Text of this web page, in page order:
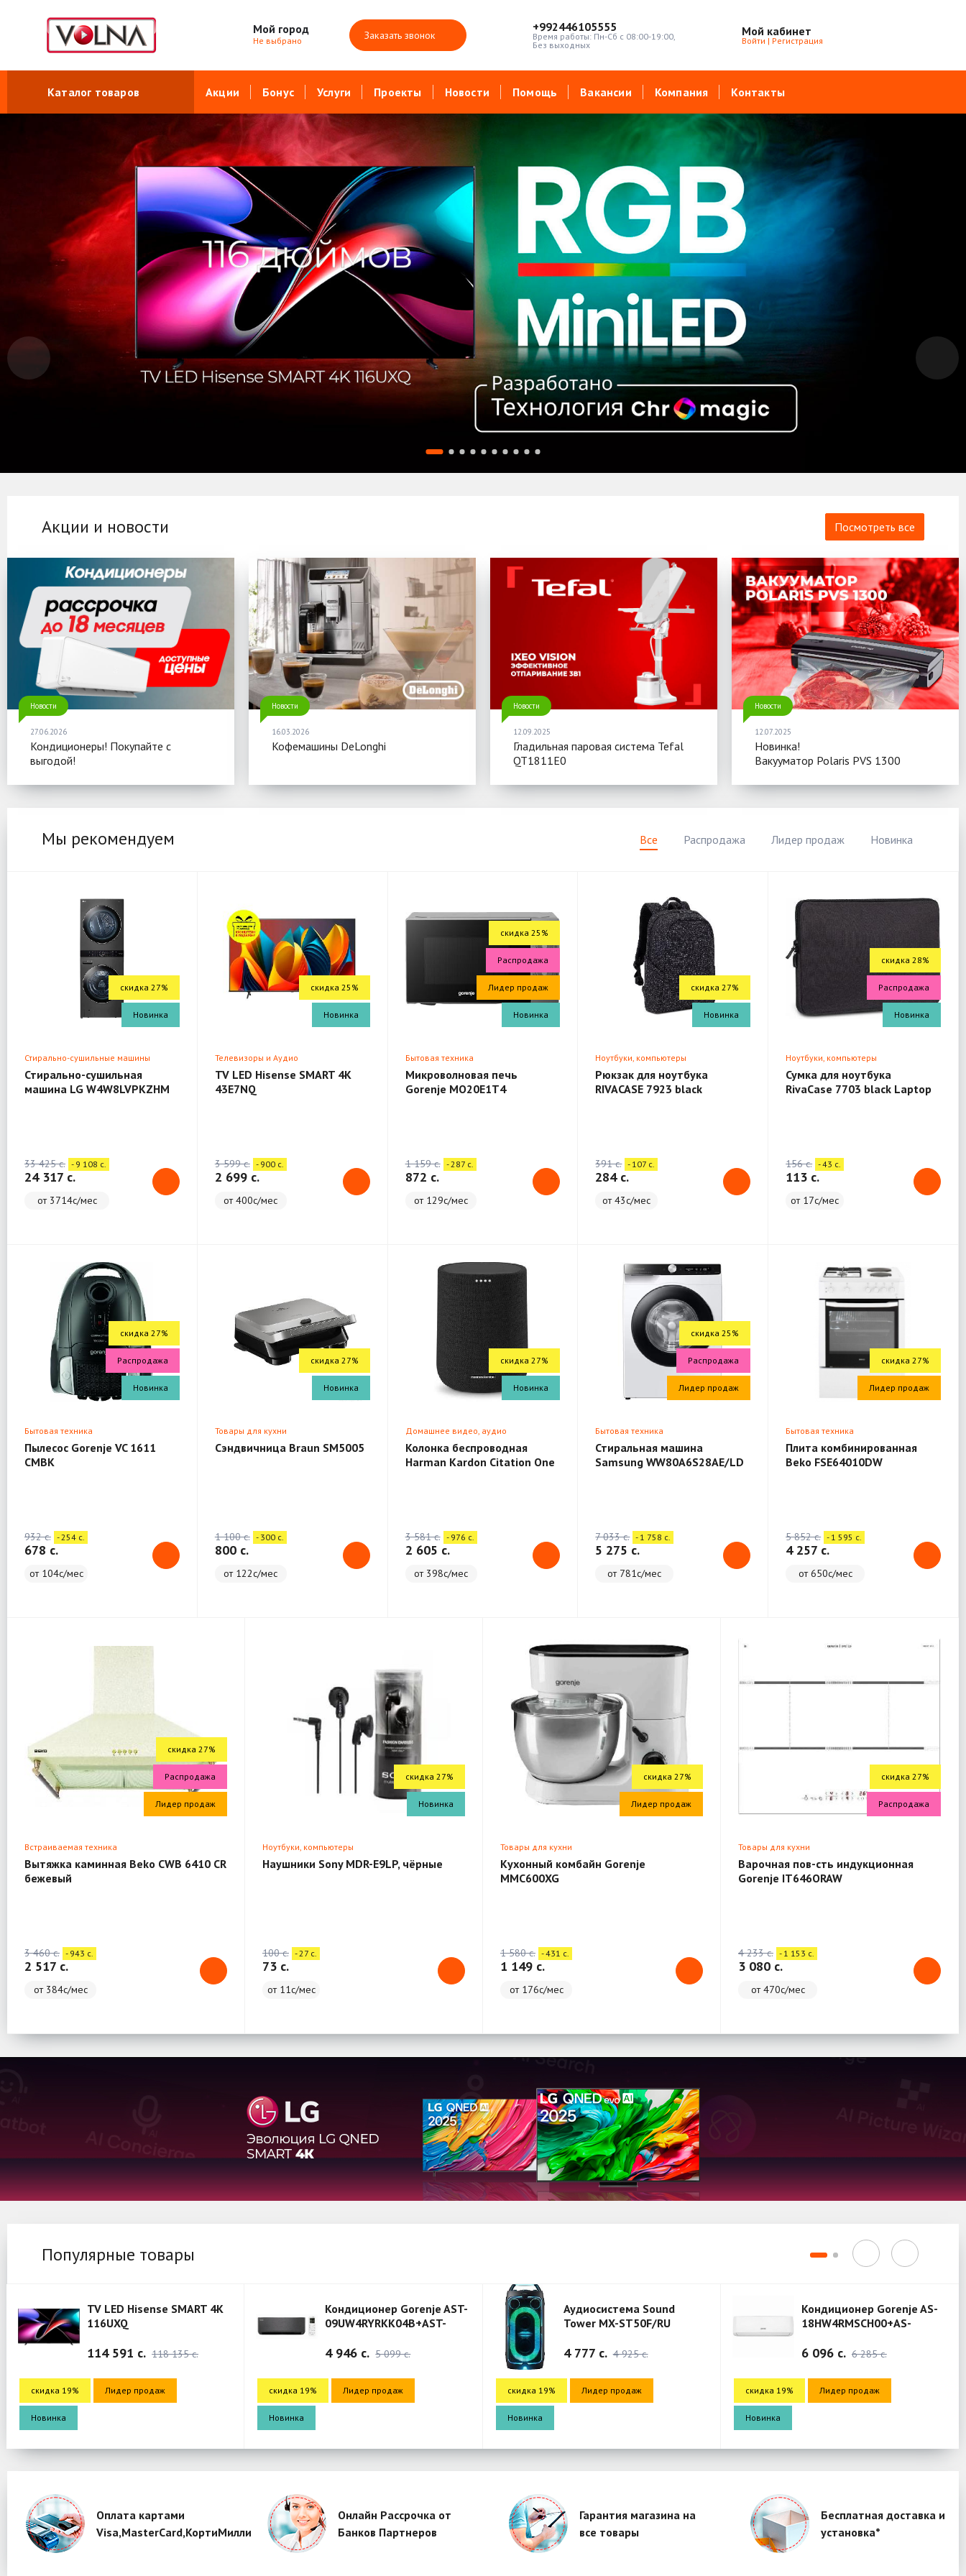
Мой город
Не выбрано Заказать звонок
+992446105555
Время работы: Пн-Сб с 08:00-19:00,
Без выходных
Мой кабинет
Войти | Регистрация
Каталог товаров Акции Бонус Услуги Проекты Новости Помощь Вакансии Компания Контакты
Акции и новости Посмотреть все
Новости
27.06.2026
Кондиционеры! Покупайте с
выгодой!
Новости
16.03.2026
Кофемашины DeLonghi
Новости
12.09.2025
Гладильная паровая система Tefal
QT1811E0
Новости
12.07.2025
Новинка!
Вакууматор Polaris PVS 1300
Мы рекомендуем Все Распродажа Лидер продаж Новинка
скидка 27%
Новинка
Стирально-сушильные машины
Стирально-сушильная
машина LG W4W8LVPKZHM
33 425 c. - 9 108 c.
24 317 c.
от 3714с/мес
скидка 25%
Новинка
Телевизоры и Аудио
TV LED Hisense SMART 4K
43E7NQ
3 599 c. - 900 c.
2 699 c.
от 400с/мес
скидка 25%
Распродажа
Лидер продаж
Новинка
Бытовая техника
Микроволновая печь
Gorenje MO20E1T4
1 159 c. - 287 c.
872 c.
от 129с/мес
скидка 27%
Новинка
Ноутбуки, компьютеры
Рюкзак для ноутбука
RIVACASE 7923 black
391 c. - 107 c.
284 c.
от 43с/мес
скидка 28%
Распродажа
Новинка
Ноутбуки, компьютеры
Сумка для ноутбука
RivaCase 7703 black Laptop
156 c. - 43 c.
113 c.
от 17с/мес
скидка 27%
Распродажа
Новинка
Бытовая техника
Пылесос Gorenje VC 1611
CMBK
932 c. - 254 c.
678 c.
от 104с/мес
скидка 27%
Новинка
Товары для кухни
Сэндвичница Braun SM5005
1 100 c. - 300 c.
800 c.
от 122с/мес
скидка 27%
Новинка
Домашнее видео, аудио
Колонка беспроводная
Harman Kardon Citation One
3 581 c. - 976 c.
2 605 c.
от 398с/мес
скидка 25%
Распродажа
Лидер продаж
Бытовая техника
Стиральная машина
Samsung WW80A6S28AE/LD
7 033 c. - 1 758 c.
5 275 c.
от 781с/мес
скидка 27%
Лидер продаж
Бытовая техника
Плита комбинированная
Beko FSE64010DW
5 852 c. - 1 595 c.
4 257 c.
от 650с/мес
скидка 27%
Распродажа
Лидер продаж
Встраиваемая техника
Вытяжка каминная Beko CWB 6410 CR
бежевый
3 460 c. - 943 c.
2 517 c.
от 384с/мес
скидка 27%
Новинка
Ноутбуки, компьютеры
Наушники Sony MDR-E9LP, чёрные
100 c. - 27 c.
73 c.
от 11с/мес
скидка 27%
Лидер продаж
Товары для кухни
Кухонный комбайн Gorenje
MMC600XG
1 580 c. - 431 c.
1 149 c.
от 176с/мес
скидка 27%
Распродажа
Товары для кухни
Варочная пов-сть индукционная
Gorenje IT646ORAW
4 233 c. - 1 153 c.
3 080 c.
от 470с/мес
Популярные товары
TV LED Hisense SMART 4K
116UXQ
114 591 c. 118 135 c.
скидка 19% Лидер продаж
Новинка
Кондиционер Gorenje AST-
09UW4RYRKK04B+AST-
(Aphrodite)-Black
4 946 c. 5 099 c.
скидка 19% Лидер продаж
Новинка
Аудиосистема Sound
Tower MX-ST50F/RU
4 777 c. 4 925 c.
скидка 19% Лидер продаж
Новинка
Кондиционер Gorenje AS-
18HW4RMSCH00+AS-
6 096 c. 6 285 c.
скидка 19% Лидер продаж
Новинка
Оплата картами
Visa,MasterCard,КортиМилли
Онлайн Рассрочка от
Банков Партнеров
Гарантия магазина на
все товары
Бесплатная доставка и
установка*